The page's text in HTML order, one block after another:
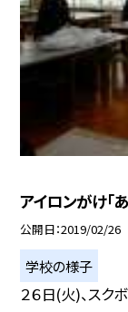
アイロンがけ「
公開日 2019/02/26
学校の様子
２６日(火)、ス